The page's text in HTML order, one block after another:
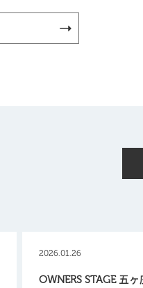
2026.01.26
OWNERS STAGE 五